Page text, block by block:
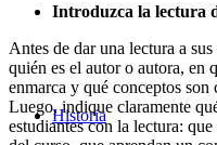
Historia
Introduzca la lectura
Antes de dar una lectura a
quién es el autor o autora, en
enmarca y qué conceptos son
Luego, indique claramente
estudiantes con la lectura: